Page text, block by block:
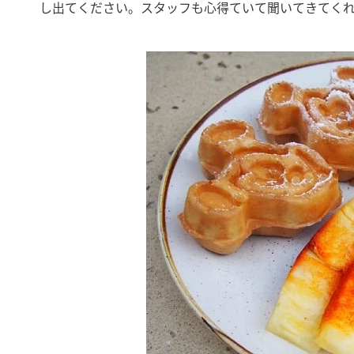
し出てください。スタッフも心得ていて聞いてきてく